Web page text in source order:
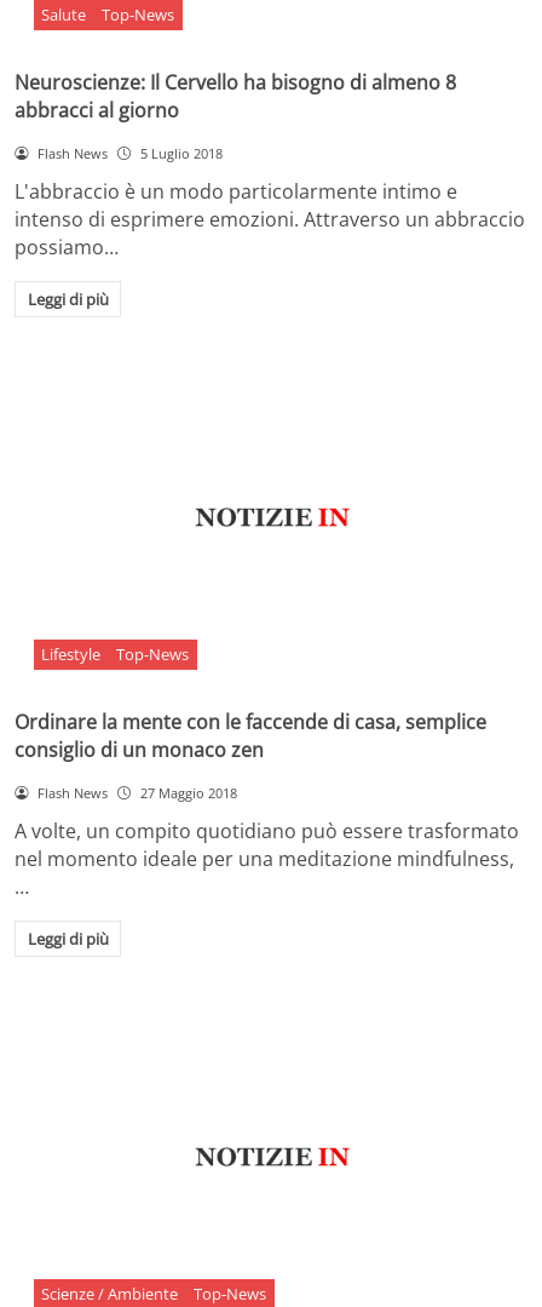
Salute Top-News
Neuroscienze: Il Cervello ha bisogno di almeno 8
abbracci al giorno
Flash News 5 Luglio 2018
L'abbraccio è un modo particolarmente intimo e
intenso di esprimere emozioni. Attraverso un abbraccio
possiamo…
Leggi di più
Lifestyle Top-News
Ordinare la mente con le faccende di casa, semplice
consiglio di un monaco zen
Flash News 27 Maggio 2018
A volte, un compito quotidiano può essere trasformato
nel momento ideale per una meditazione mindfulness,
…
Leggi di più
Scienze / Ambiente Top-News